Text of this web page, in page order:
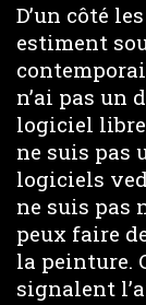
D’un côté
estiment
n’ai pas un
logiciel libre
ne suis pas
logiciels
ne suis pas
peux faire
la peinture.
signalent